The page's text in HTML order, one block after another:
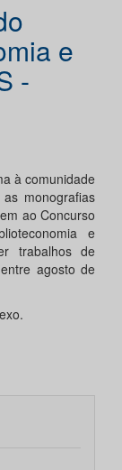
e
-
à comunidade
monografias
ao Concurso
e
trabalhos de
agosto de